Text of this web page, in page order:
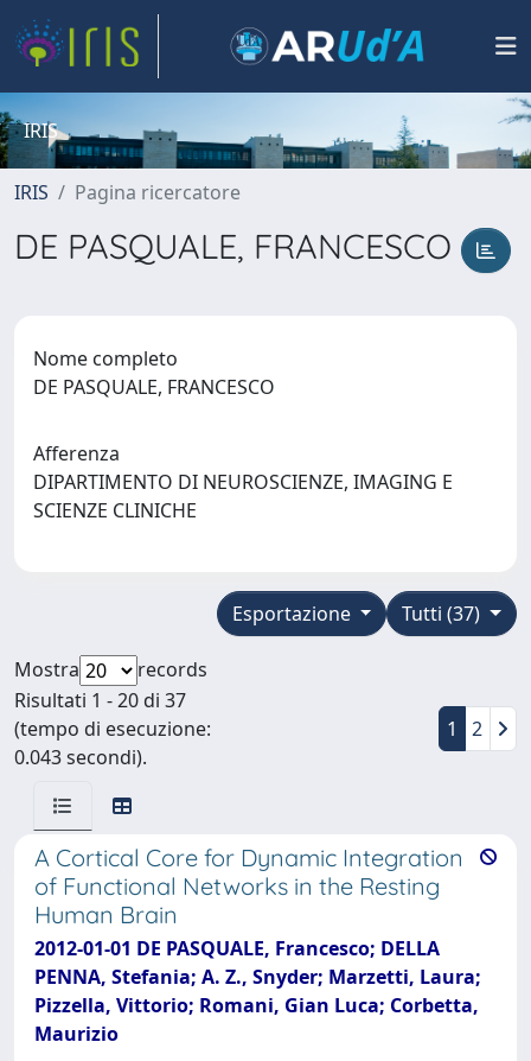
IRIS
IRIS Pagina ricercatore
DE PASQUALE, FRANCESCO
Nome completo
DE PASQUALE, FRANCESCO
Afferenza
DIPARTIMENTO DI NEUROSCIENZE, IMAGING E
SCIENZE CLINICHE
Tutti (37)
Esportazione
Mostra
records
Risultati 1 - 20 di 37
(tempo di esecuzione:
0.043 secondi).
1 2
A Cortical Core for Dynamic Integration
of Functional Networks in the Resting
Human Brain
2012-01-01 DE PASQUALE, Francesco; DELLA
PENNA, Stefania; A. Z., Snyder; Marzetti, Laura;
Pizzella, Vittorio; Romani, Gian Luca; Corbetta,
Maurizio